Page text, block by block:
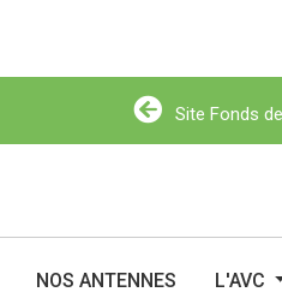
Site Fonds
NOS ANTENNES L'AVC